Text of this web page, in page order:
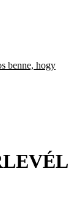
benne, hogy